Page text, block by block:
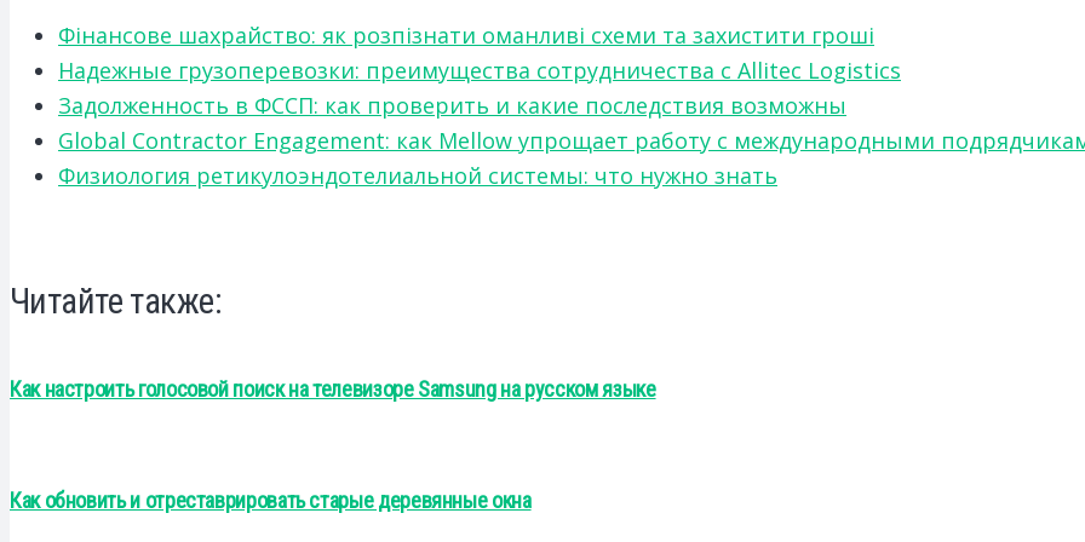
Фінансове шахрайство: як розпізнати оманливі схеми та захистити гроші
Надежные грузоперевозки: преимущества сотрудничества с Allitec Logistics
Задолженность в ФССП: как проверить и какие последствия возможны
Global Contractor Engagement: как Mellow упрощает работу с международными
Физиология ретикулоэндотелиальной системы: что нужно знать
Читайте также:
Как настроить голосовой поиск на телевизоре Samsung на русском языке
Как обновить и отреставрировать старые деревянные окна